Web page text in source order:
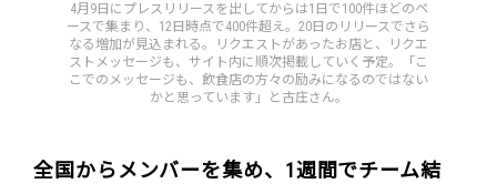
4月9日にプレスリリースを出してからは1日で100件ほどのペ
ースで集まり、12日時点で400件超え。20日のリリースでさら
なる増加が見込まれる。リクエストがあったお店と、リクエ
ストメッセージも、サイト内に順次掲載していく予定。「こ
こでのメッセージも、飲食店の方々の励みになるのではない
かと思っています」と古庄さん。
全国からメンバーを集め、1週間でチーム結